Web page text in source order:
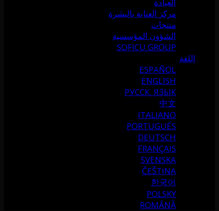
مركز العناية بالبشرة
منتجات
الشؤون المؤسسية
SOFICU GROUP
اللغة
ESPAÑOL
ENGLISH
РУССК. ЯЗЫК
中文
ITALIANO
PORTUGUÉS
DEUTSCH
FRANÇAIS
SVENSKA
ČEŠTINA
한국어
POLSKY
ROMÂNĂ